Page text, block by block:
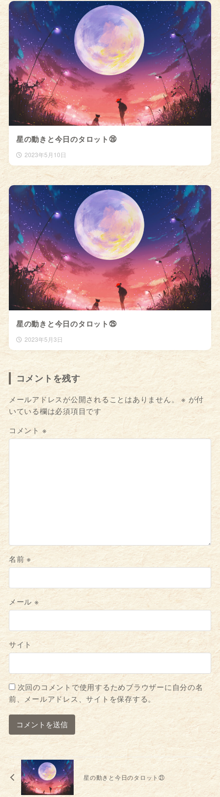
星の動きと今日のタロット㉖
2023年5月10日
星の動きと今日のタロット㉕
2023年5月3日
コメントを残す
メールアドレスが公開されることはありません。 ※ が付
いている欄は必須項目です
コメント ※
名前※
メール ※
サイト
次回のコメントで使用するためブラウザーに自分の名
前、メールアドレス、サイトを保存する。
星の動きと今日のタロット㉑